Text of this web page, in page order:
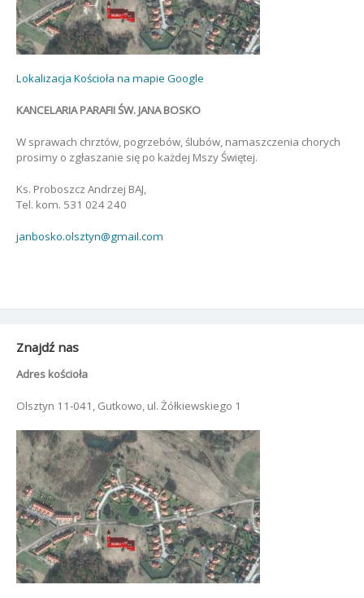
Lokalizacja Kościoła na mapie Google
KANCELARIA PARAFII ŚW. JANA BOSKO
W sprawach chrztów, pogrzebów, ślubów, namaszczenia chorych
prosimy o zgłaszanie się po każdej Mszy Świętej.
Ks. Proboszcz Andrzej BAJ,
Tel. kom. 531 024 240
janbosko.olsztyn@gmail.com
Znajdź nas
Adres kościoła
Olsztyn 11-041, Gutkowo, ul. Żółkiewskiego 1